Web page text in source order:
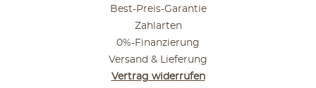
Best-Preis-Garantie
Zahlarten
0%-Finanzierung
Versand & Lieferung
Vertrag widerrufen